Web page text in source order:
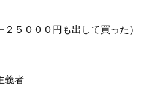
５０００円も出して買った）
義者